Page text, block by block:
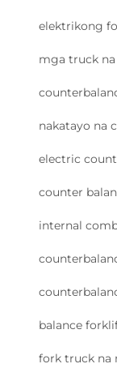
elektrikong
mga truck
nakatayo na
electric
counter
internal
balance
fork truck na